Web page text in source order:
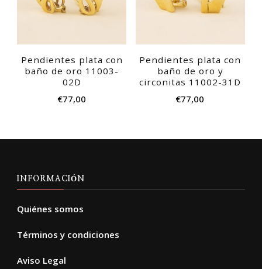
Pendientes plata con
baño de oro 11003-
02D
€77,00
Pendientes plata con
baño de oro y
circonitas 11002-31D
€77,00
INFORMACIÓN
Quiénes somos
Términos y condiciones
Aviso Legal